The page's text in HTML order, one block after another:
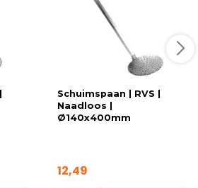
Schuimspaan | RVS |
Naadloos |
Ø140x400mm
12,49